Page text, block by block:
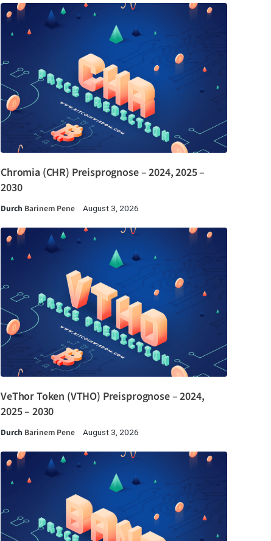
Chromia (CHR) Preisprognose – 2024, 2025 –
2030
Durch Barinem Pene August 3, 2026
VeThor Token (VTHO) Preisprognose – 2024,
2025 – 2030
Durch Barinem Pene August 3, 2026